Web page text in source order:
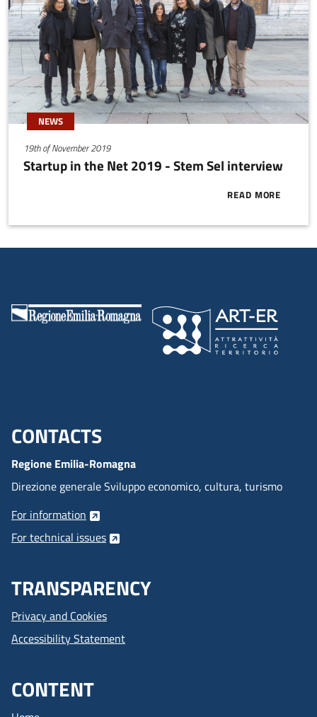
NEWS
19th of November 2019
Startup in the Net 2019 - Stem Sel interview
READ MORE
ABOUT
Menu footer inglese
CONTACTS
Regione Emilia-Romagna
Direzione generale Sviluppo economico, cultura, turismo
For information
For technical issues
TRANSPARENCY
Privacy and Cookies
Accessibility Statement
CONTENT